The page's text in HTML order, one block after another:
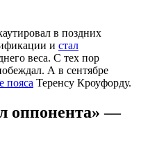
в поздних
и стал
веса. С тех пор
А в сентябре
пояса Теренсу Кроуфорду.
оппонента» —